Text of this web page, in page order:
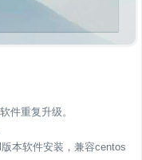
件重复升级。
本软件安装，兼容centos